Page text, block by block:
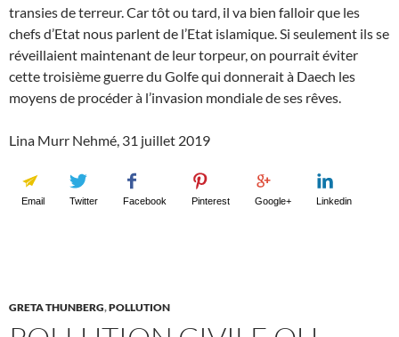
transies de terreur. Car tôt ou tard, il va bien falloir que les
chefs d’Etat nous parlent de l’Etat islamique. Si seulement ils se
réveillaient maintenant de leur torpeur, on pourrait éviter
cette troisième guerre du Golfe qui donnerait à Daech les
moyens de procéder à l’invasion mondiale de ses rêves.
Lina Murr Nehmé, 31 juillet 2019
Email Twitter Facebook Pinterest Google+ Linkedin
GRETA THUNBERG,POLLUTION